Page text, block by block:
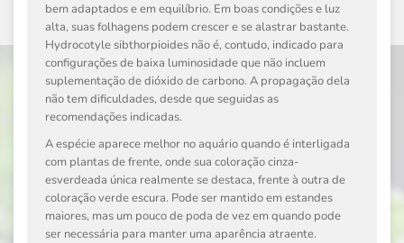
bem adaptados e em equilíbrio. Em boas condições e luz
alta, suas folhagens podem crescer e se alastrar bastante.
Hydrocotyle sibthorpioides não é, contudo, indicado para
configurações de baixa luminosidade que não incluem
suplementação de dióxido de carbono. A propagação dela
não tem dificuldades, desde que seguidas as
recomendações indicadas.
A espécie aparece melhor no aquário quando é interligada
com plantas de frente, onde sua coloração cinza-
esverdeada única realmente se destaca, frente à outra de
coloração verde escura. Pode ser mantido em estandes
maiores, mas um pouco de poda de vez em quando pode
ser necessária para manter uma aparência atraente.